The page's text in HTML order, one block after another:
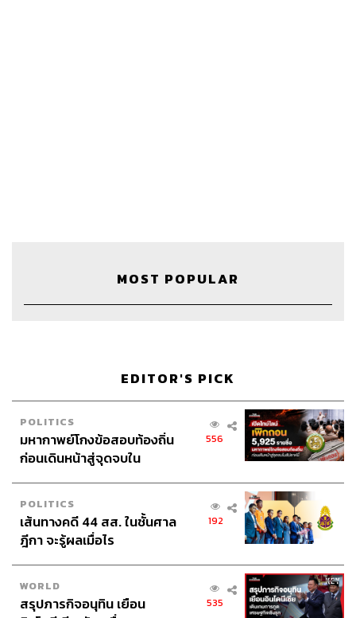
Show Creator
นครินทร์ วนกิจไพบูลย์
The Secret Sauce Manager ปวริศา ตั้งตุลานนท์
ภัทรพร บุญนำอุดม
Content Creatorชาคร ฉายเพชร, ธนภาคย์ อิทธิชัยพล
Video Editor
Sound Designer & Engineer
กฤตพล จียะเกียรติ
Sound Recording Engineer
ขจีพรรณ วิจิตรรัตน์
Assistantอสุมิ สุกี้คาวะ
Graphic Designer
Channel Managerเชษฐพงศ์ ชูประดิษฐ์
MOST POPULAR
EDITOR'S PICK
POLITICS
มหากาพย์โกงข้อสอบท้องถิ่น
ก่อนเดินหน้าสู่จุดจบใน
556
POLITICS
เส้นทางคดี 44 สส. ในชั้นศาล
ฎีกา จะรู้ผลเมื่อไร
192
WORLD
สรุปภารกิจอนุทิน เยือน
535